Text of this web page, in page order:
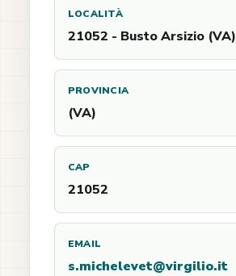
LOCALITÀ
21052 - Busto Arsizio (VA)
PROVINCIA
(VA)
CAP
21052
EMAIL
s.michelevet@virgilio.it